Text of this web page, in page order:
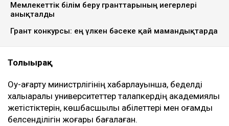
Мемлекеттік білім беру гранттарының иегерлері
анықталды
Грант конкурсы: ең үлкен бәсеке қай мамандықтарда
Толығырақ
Оқу-ағарту министрлігінің хабарлауынша, беделді
халықаралық университеттер талапкердің академиялық
жетістіктерін, көшбасшылық қабілеттері мен қоғамдық
белсенділігін жоғары бағалаған.